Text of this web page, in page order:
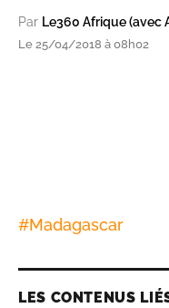
Par Le360 Afrique (avec
Le 25/04/2018 à 08h02
#Madagascar
LES CONTENUS